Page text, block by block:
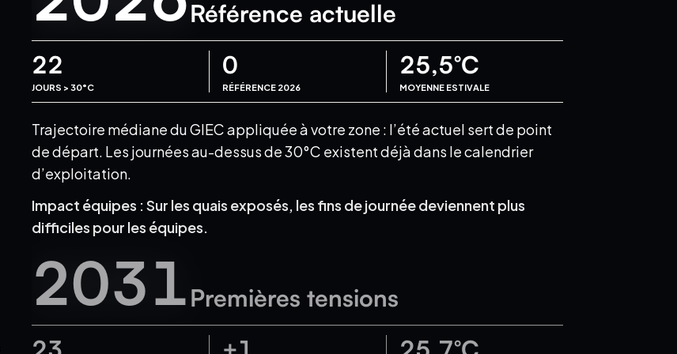
Référence actuelle
22
JOURS > 30°C
0
RÉFÉRENCE 2026
25,5°C
MOYENNE ESTIVALE
Trajectoire médiane du GIEC appliquée à votre zone : l’été actuel sert de point
de départ. Les journées au-dessus de 30°C existent déjà dans le calendrier
d’exploitation.
Impact équipes :Sur les quais exposés, les fins de journée deviennent plus
difficiles pour les équipes.
2031Premières tensions